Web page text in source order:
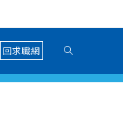
回求職網